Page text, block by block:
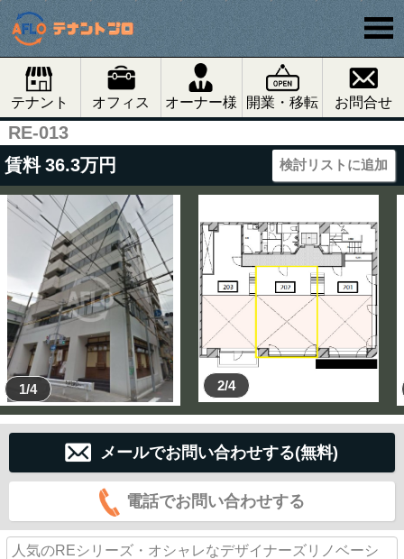
テナント オフィス オーナー様 開業・移転 お問合せ
RE-013
賃料 36.3万円 検討リストに追加
1/4 2/4
メールでお問い合わせする(無料)
電話でお問い合わせする
人気のREシリーズ・オシャレなデザイナーズリノベーシ